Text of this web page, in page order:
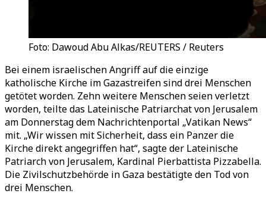
Foto: Dawoud Abu Alkas/REUTERS / Reuters
Bei einem israelischen Angriff auf die einzige
katholische Kirche im Gazastreifen sind drei Menschen
getötet worden. Zehn weitere Menschen seien verletzt
worden, teilte das Lateinische Patriarchat von Jerusalem
am Donnerstag dem Nachrichtenportal „Vatikan News“
mit. „Wir wissen mit Sicherheit, dass ein Panzer die
Kirche direkt angegriffen hat“, sagte der Lateinische
Patriarch von Jerusalem, Kardinal Pierbattista Pizzabella.
Die Zivilschutzbehörde in Gaza bestätigte den Tod von
drei Menschen.